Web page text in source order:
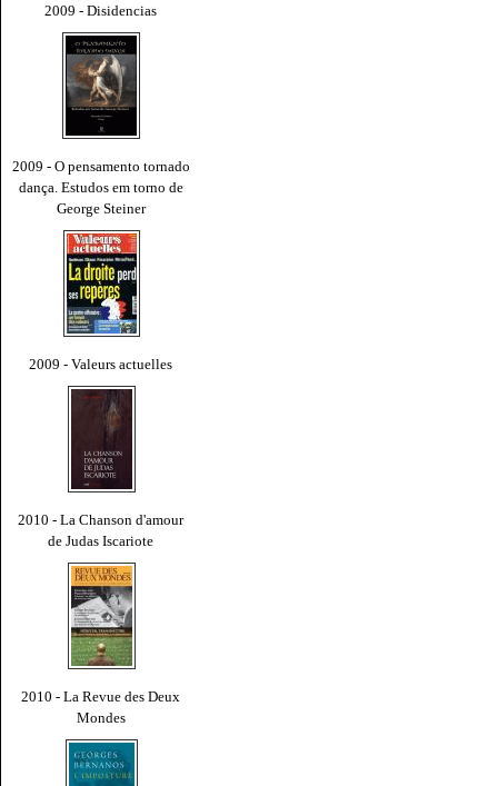
2009 - Disidencias
2009 - O pensamento tornado
dança. Estudos em torno de
George Steiner
2009 - Valeurs actuelles
2010 - La Chanson d'amour
de Judas Iscariote
2010 - La Revue des Deux
Mondes